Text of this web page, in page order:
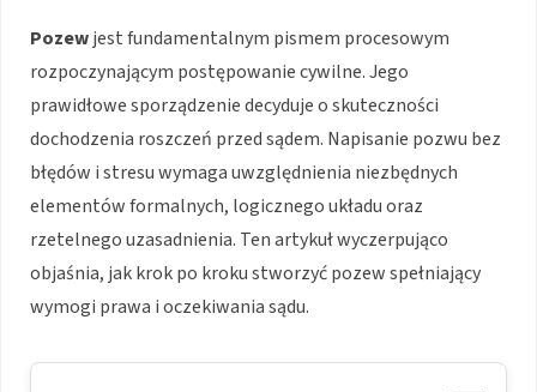
Pozewjest fundamentalnym pismem procesowym
rozpoczynającym postępowanie cywilne. Jego
prawidłowe sporządzenie decyduje o skuteczności
dochodzenia roszczeń przed sądem. Napisanie pozwu bez
błędów i stresu wymaga uwzględnienia niezbędnych
elementów formalnych, logicznego układu oraz
rzetelnego uzasadnienia. Ten artykuł wyczerpująco
objaśnia, jak krok po kroku stworzyć pozew spełniający
wymogi prawa i oczekiwania sądu.